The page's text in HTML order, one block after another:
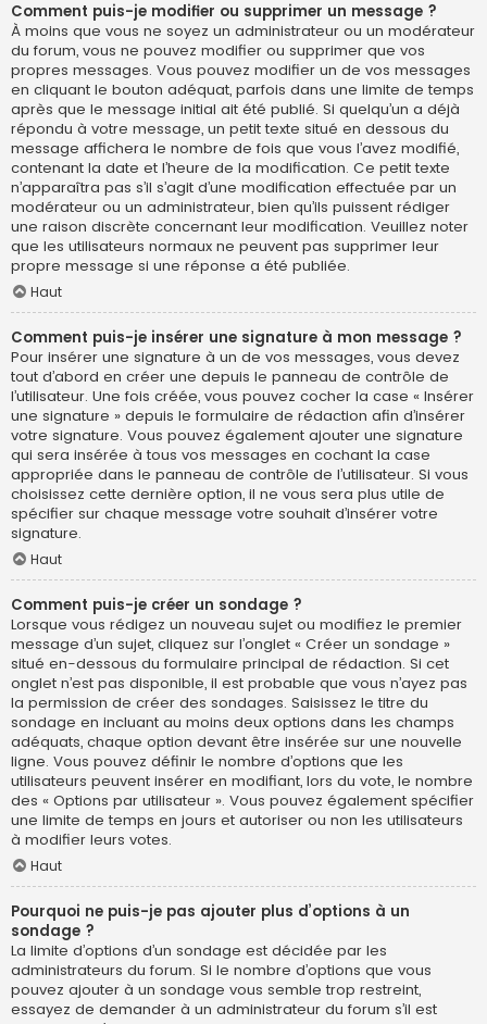
Comment puis-je modifier ou supprimer un message ?
À moins que vous ne soyez un administrateur ou un modérateur
du forum, vous ne pouvez modifier ou supprimer que vos
propres messages. Vous pouvez modifier un de vos messages
en cliquant le bouton adéquat, parfois dans une limite de temps
après que le message initial ait été publié. Si quelqu’un a déjà
répondu à votre message, un petit texte situé en dessous du
message affichera le nombre de fois que vous l’avez modifié,
contenant la date et l’heure de la modification. Ce petit texte
n’apparaîtra pas s’il s’agit d’une modification effectuée par un
modérateur ou un administrateur, bien qu’ils puissent rédiger
une raison discrète concernant leur modification. Veuillez noter
que les utilisateurs normaux ne peuvent pas supprimer leur
propre message si une réponse a été publiée.
Haut
Comment puis-je insérer une signature à mon message ?
Pour insérer une signature à un de vos messages, vous devez
tout d’abord en créer une depuis le panneau de contrôle de
l’utilisateur. Une fois créée, vous pouvez cocher la case « Insérer
une signature » depuis le formulaire de rédaction afin d’insérer
votre signature. Vous pouvez également ajouter une signature
qui sera insérée à tous vos messages en cochant la case
appropriée dans le panneau de contrôle de l’utilisateur. Si vous
choisissez cette dernière option, il ne vous sera plus utile de
spécifier sur chaque message votre souhait d’insérer votre
signature.
Haut
Comment puis-je créer un sondage ?
Lorsque vous rédigez un nouveau sujet ou modifiez le premier
message d’un sujet, cliquez sur l’onglet « Créer un sondage »
situé en-dessous du formulaire principal de rédaction. Si cet
onglet n’est pas disponible, il est probable que vous n’ayez pas
la permission de créer des sondages. Saisissez le titre du
sondage en incluant au moins deux options dans les champs
adéquats, chaque option devant être insérée sur une nouvelle
ligne. Vous pouvez définir le nombre d’options que les
utilisateurs peuvent insérer en modifiant, lors du vote, le nombre
des « Options par utilisateur ». Vous pouvez également spécifier
une limite de temps en jours et autoriser ou non les utilisateurs
à modifier leurs votes.
Haut
Pourquoi ne puis-je pas ajouter plus d’options à un
sondage ?
La limite d’options d’un sondage est décidée par les
administrateurs du forum. Si le nombre d’options que vous
pouvez ajouter à un sondage vous semble trop restreint,
essayez de demander à un administrateur du forum s’il est